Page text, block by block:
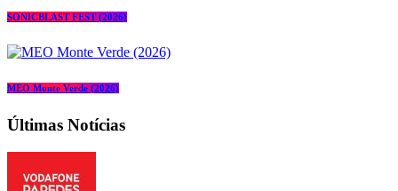
SONICBLAST FEST (2026)
MEO Monte Verde (2026)
Últimas Notícias